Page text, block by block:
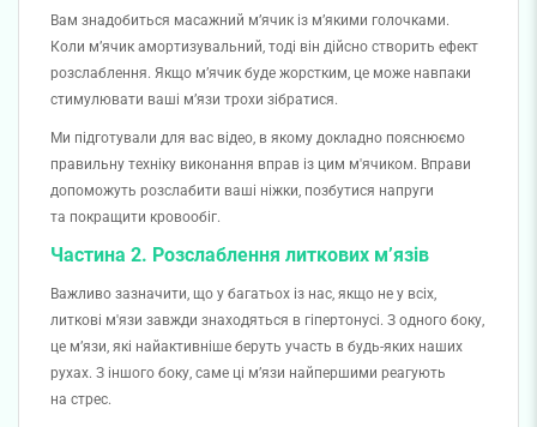
Вам знадобиться масажний мʼячик із мʼякими голочками.
Коли мʼячик амортизувальний, тоді він дійсно створить ефект
розслаблення. Якщо мʼячик буде жорстким, це може навпаки
стимулювати ваші мʼязи трохи зібратися.
Ми підготували для вас відео, в якому докладно пояснюємо
правильну техніку виконання вправ із цим м'ячиком. Вправи
допоможуть розслабити ваші ніжки, позбутися напруги
та покращити кровообіг.
Частина 2. Розслаблення литкових мʼязів
Важливо зазначити, що у багатьох із нас, якщо не у всіх,
литкові м'язи завжди знаходяться в гіпертонусі. З одного боку,
це мʼязи, які найактивніше беруть участь в будь-яких наших
рухах. З іншого боку, саме ці мʼязи найпершими реагують
на стрес.